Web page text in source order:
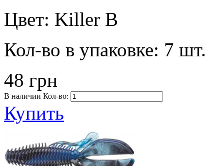
Цвет: Killer B
Кол-во в упаковке: 7 шт.
48 грн
В наличии Кол-во:
Купить